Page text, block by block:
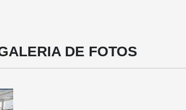
DE FOTOS